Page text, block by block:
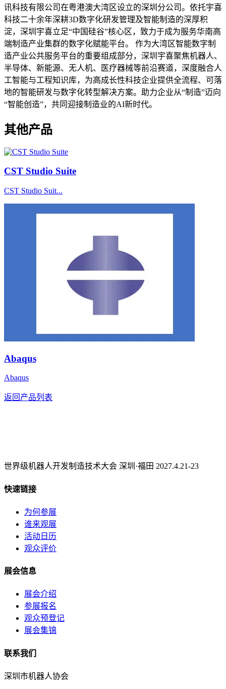
讯科技有限公司在粤港澳大湾区设立的深圳分公司。依托宇喜
科技二十余年深耕3D数字化研发管理及智能制造的深厚积
淀，深圳宇喜立足“中国硅谷”核心区，致力于成为服务华南高
端制造产业集群的数字化赋能平台。 作为大湾区智能数字制
造产业公共服务平台的重要组成部分，深圳宇喜聚焦机器人、
半导体、新能源、无人机、医疗器械等前沿赛道，深度融合人
工智能与工程知识库，为高成长性科技企业提供全流程、可落
地的智能研发与数字化转型解决方案。助力企业从“制造”迈向
“智能创造”，共同迎接制造业的AI新时代。
其他产品
CST Studio Suite
CST Studio Suit...
Abaqus
Abaqus
返回产品列表
世界级机器人开发制造技术大会 深圳·福田 2027.4.21-23
快速链接
为何参展
谁来观展
活动日历
观众评价
展会信息
展会介绍
参展报名
观众预登记
展会集锦
联系我们
深圳市机器人协会